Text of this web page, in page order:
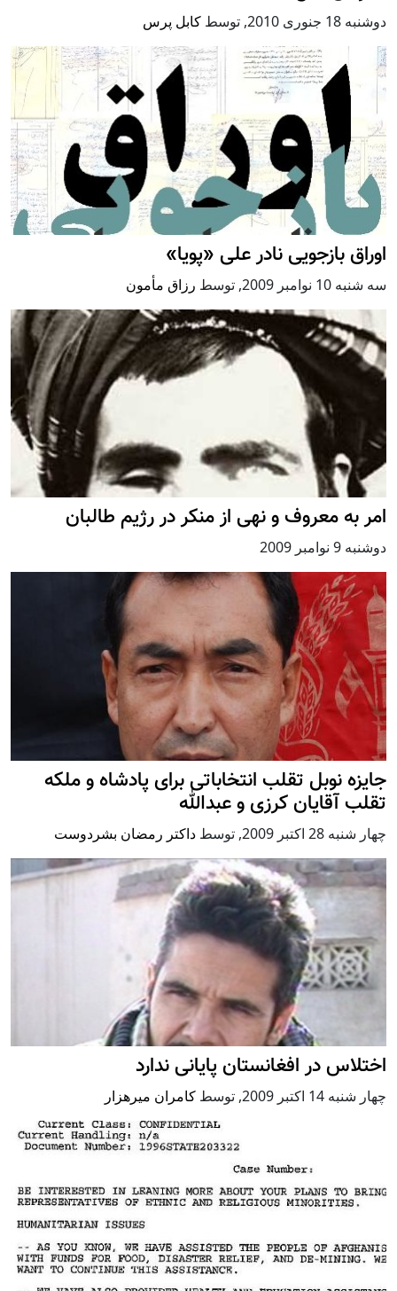
دوشنبه 18 جنوری 2010 , توسط کابل پرس
اوراق بازجویی نادر علی «پویا»
سه شنبه 10 نوامبر 2009 , توسط رزاق مأمون
امر به معروف و نهی از منکر در رژيم طالبان
دوشنبه 9 نوامبر 2009
جایزه نوبل تقلب انتخاباتی برای پادشاه و ملکه
تقلب آقایان کرزی و عبدالله
چهار شنبه 28 اكتبر 2009 , توسط داکتر رمضان بشردوست
اختلاس در افغانستان پایانی ندارد
چهار شنبه 14 اكتبر 2009 , توسط کامران میرهزار